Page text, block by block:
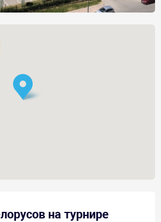
на турнире